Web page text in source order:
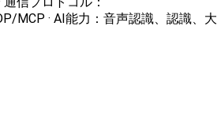
MCP · AI能力：音声認識、認識、大